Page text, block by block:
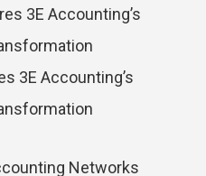
3E Accounting’s